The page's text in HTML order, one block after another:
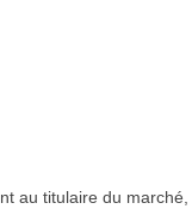
au titulaire du marché,